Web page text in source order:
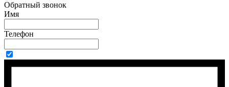
Обратный звонок
Имя
Телефон